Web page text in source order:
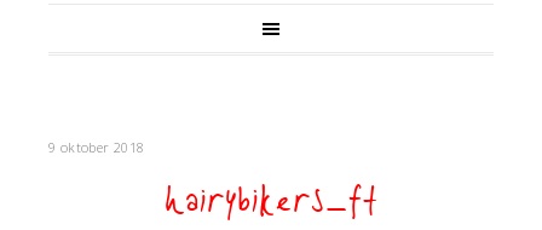
9 oktober 2018
hairybikers_ft